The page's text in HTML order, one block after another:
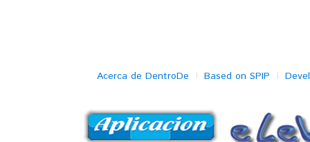
Acerca de DentroDe Based on SPIP